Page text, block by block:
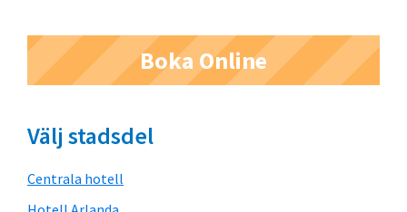
Primärt
sidofält
Boka Online
Välj stadsdel
Centrala hotell